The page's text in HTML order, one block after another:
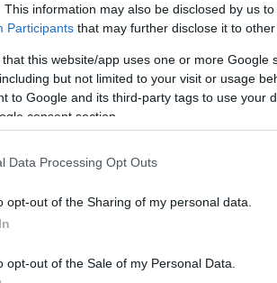
This information may also be disclosed by us
Participants that may further disclose it to other
that this website/app uses one or more Google
but not limited to your visit or usage
to Google and its third-party tags to use your
consent section.
Data Processing Opt Outs
opt-out of the Sharing of my personal data.
opt-out of the Sale of my Personal Data.
as Nézőművészeti Főiskolát ahhoz,
aposztrofáltak.
háromállomásos projekt
a színpadon, így nagycsaládos
súroló genitáliáktól.
a „még egy bőr lehúzása”
jövőbeli fikcióra építve a
közönségnek. Ezzel még nem
ütős színészek (Scherer, Mucsi,